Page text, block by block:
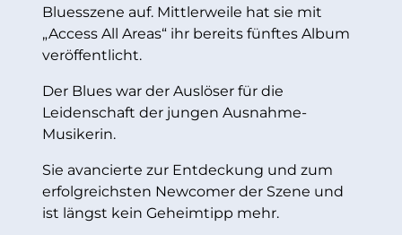
Bluesszene auf. Mittlerweile hat sie mit
„Access All Areas“ ihr bereits fünftes Album
veröffentlicht.
Der Blues war der Auslöser für die
Leidenschaft der jungen Ausnahme-
Musikerin.
Sie avancierte zur Entdeckung und zum
erfolgreichsten Newcomer der Szene und
ist längst kein Geheimtipp mehr.